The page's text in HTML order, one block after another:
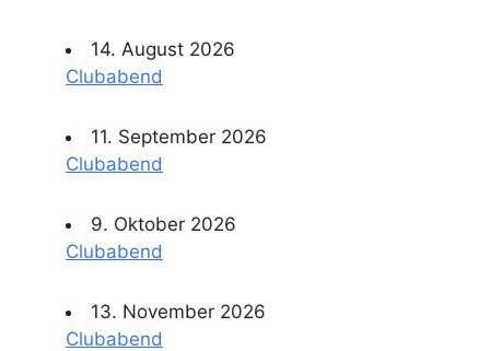
14. August 2026
Clubabend
11. September 2026
Clubabend
9. Oktober 2026
Clubabend
13. November 2026
Clubabend